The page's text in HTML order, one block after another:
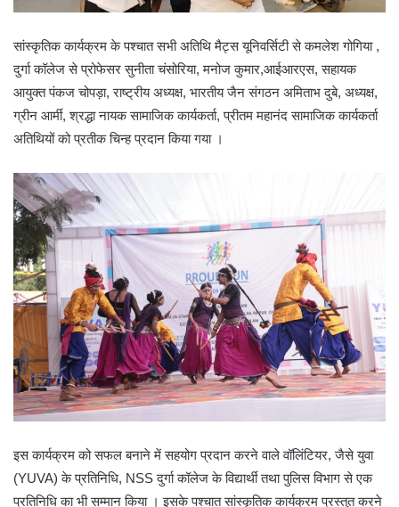
सांस्कृतिक कार्यक्रम के पश्चात सभी अतिथि मैट्स यूनिवर्सिटी से कमलेश गोगिया ,
दुर्गा कॉलेज से प्रोफेसर सुनीता चंसोरिया, मनोज कुमार,आईआरएस, सहायक
आयुक्त पंकज चोपड़ा, राष्ट्रीय अध्यक्ष, भारतीय जैन संगठन अमिताभ दुबे, अध्यक्ष,
ग्रीन आर्मी, श्रद्धा नायक सामाजिक कार्यकर्ता, प्रीतम महानंद सामाजिक कार्यकर्ता
अतिथियों को प्रतीक चिन्ह प्रदान किया गया ।